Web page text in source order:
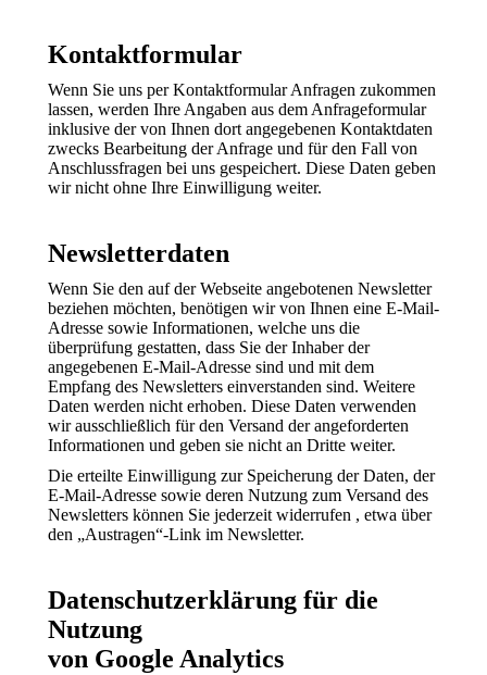
Kontaktformular
Wenn Sie uns per Kontaktformular Anfragen zukommen
lassen, werden Ihre Angaben aus dem Anfrageformular
inklusive der von Ihnen dort angegebenen Kontaktdaten
zwecks Bearbeitung der Anfrage und für den Fall von
Anschlussfragen bei uns gespeichert. Diese Daten geben
wir nicht ohne Ihre Einwilligung weiter.
Newsletterdaten
Wenn Sie den auf der Webseite angebotenen Newsletter
beziehen möchten, benötigen wir von Ihnen eine E-Mail-
Adresse sowie Informationen, welche uns die
überprüfung gestatten, dass Sie der Inhaber der
angegebenen E-Mail-Adresse sind und mit dem
Empfang des Newsletters einverstanden sind. Weitere
Daten werden nicht erhoben. Diese Daten verwenden
wir ausschließlich für den Versand der angeforderten
Informationen und geben sie nicht an Dritte weiter.
Die erteilte Einwilligung zur Speicherung der Daten, der
E-Mail-Adresse sowie deren Nutzung zum Versand des
Newsletters können Sie jederzeit widerrufen , etwa über
den „Austragen“-Link im Newsletter.
Datenschutzerklärung für die
Nutzung
von Google Analytics